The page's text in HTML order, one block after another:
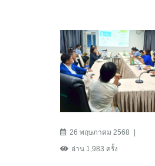
26 พฤษภาคม 2568
อ่าน 1,983 ครั้ง